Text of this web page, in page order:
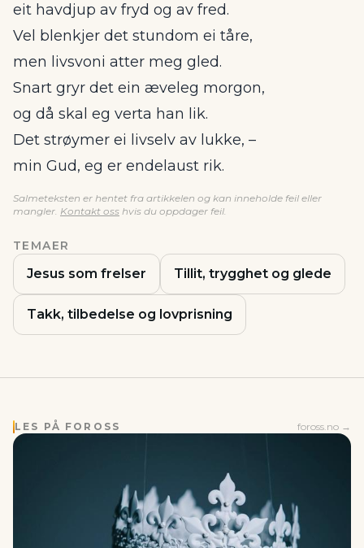
eit havdjup av fryd og av fred.
Vel blenkjer det stundom ei tåre,
men livsvoni atter meg gled.
Snart gryr det ein æveleg morgon,
og då skal eg verta han lik.
Det strøymer ei livselv av lukke, –
min Gud, eg er endelaust rik.
Salmeteksten er hentet fra artikkelen og kan inneholde feil eller
mangler. Kontakt oss hvis du oppdager feil.
TEMAER
Jesus som frelser Tillit, trygghet og glede
Takk, tilbedelse og lovprisning
LES PÅ FOROSS foross.no →